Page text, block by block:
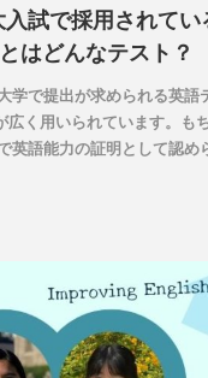
試で採用されてい
はどんなテスト？
学で提出が求められる英語
く用いられています。も
英語能力の証明として認め